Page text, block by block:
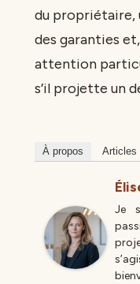
du propriétaire,
des garanties
attention
s’il projette un
À propos Articles
Je